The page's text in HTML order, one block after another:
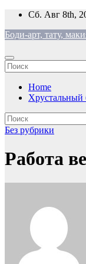
Перейти
содержимому
Сб. Авг 8th,
Боди-арт, тату,
Home
Хрустальный
Без рубрики
Работа